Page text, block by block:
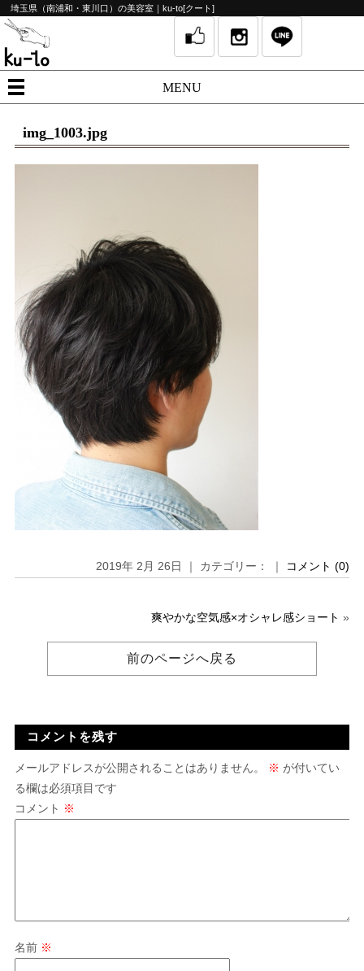
埼玉県（南浦和・東川口）の美容室｜ku-to[クート]
MENU
img_1003.jpg
2019年 2月 26日 ｜ カテゴリー： ｜ コメント (0)
爽やかな空気感×オシャレ感ショート »
前のページへ戻る
コメントを残す
メールアドレスが公開されることはありません。 ※ が付いてい
る欄は必須項目です
コメント ※
名前 ※